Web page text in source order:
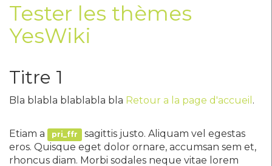
Tester les thèmes
YesWiki
Titre 1
Bla blabla blablabla bla Retour a la page d'accueil .
Etiam a pri_ffr
sagittis justo. Aliquam vel egestas
eros. Quisque eget dolor ornare, accumsan sem et,
rhoncus diam. Morbi sodales neque vitae lorem